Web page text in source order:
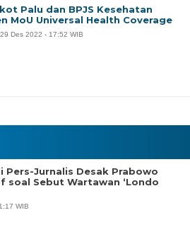
Pers-Jurnalis Desak Prabowo
soal Sebut Wartawan ‘Londo
WIB
Palu dan BPJS Kesehatan
MoU Universal Health Coverage
Des 2022 - 17:52 WIB